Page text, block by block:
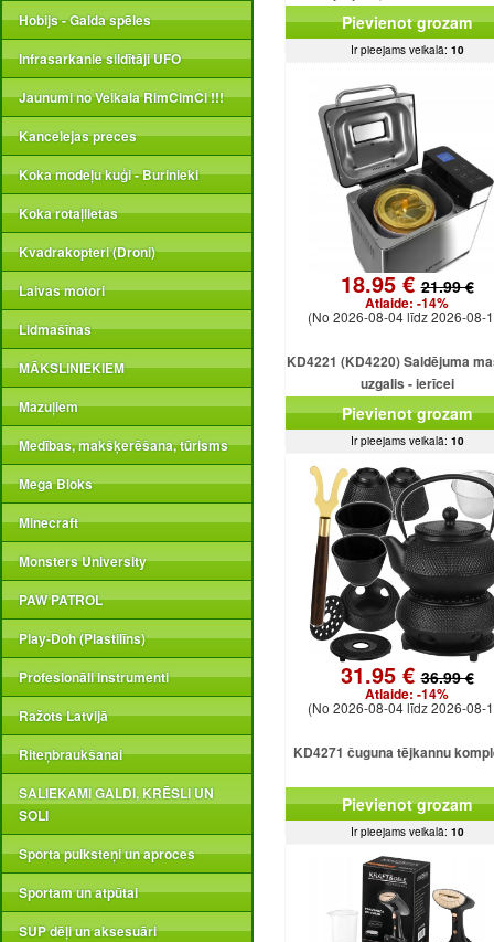
Hobijs - Galda spēles
Infrasarkanie sildītāji UFO
Jaunumi no Veikala RimCimCi !!!
Kancelejas preces
Koka modeļu kuģi - Burinieki
Koka rotaļlietas
Kvadrakopteri (Droni)
Laivas motori
Lidmašīnas
MĀKSLINIEKIEM
Mazuļiem
Medības, makšķerēšana, tūrisms
Mega Bloks
Minecraft
Monsters University
PAW PATROL
Play-Doh (Plastilīns)
Profesionāli instrumenti
Ražots Latvijā
Riteņbraukšanai
SALIEKAMI GALDI, KRĒSLI UN
SOLI
Sporta pulksteņi un aproces
Sportam un atpūtai
SUP dēļi un aksesuāri
akumulatori.
Pievienot grozam
Ir pieejams veikalā: 10
18.95 €21.99 €
Atlaide: -14%
(No 2026-08-04 līdz 2026-08-
KD4221 (KD4220) Saldējuma
uzgalis - ierīcei
Pievienot grozam
Ir pieejams veikalā: 10
31.95 €36.99 €
Atlaide: -14%
(No 2026-08-04 līdz 2026-08-
KD4271 čuguna tējkannu
Pievienot grozam
Ir pieejams veikalā: 10